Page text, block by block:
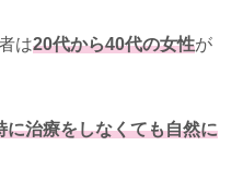
は20代から40代の女性が
に治療をしなくても自然に